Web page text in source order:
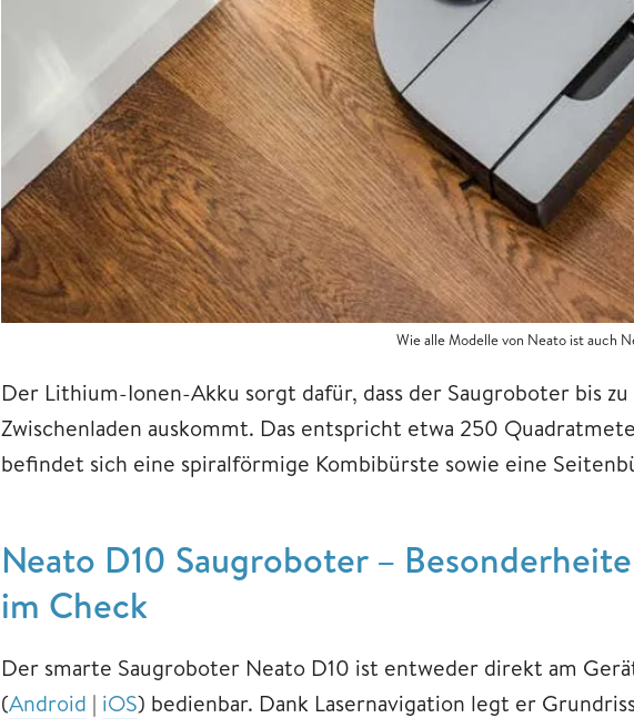
Wie alle Modelle von Neato ist auch
Der Lithium-Ionen-Akku sorgt dafür, dass der Saugroboter bis
Zwischenladen auskommt. Das entspricht etwa 250
befindet sich eine spiralförmige Kombibürste sowie eine
Neato D10 Saugroboter –
im Check
Der smarte Saugroboter Neato D10 ist entweder direkt am
(Android | iOS) bedienbar. Dank Lasernavigation legt er